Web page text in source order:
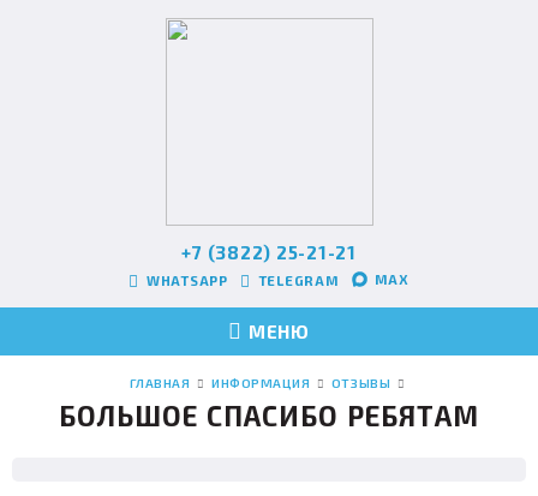
+7 (3822) 25-21-21
WHATSAPP TELEGRAM MAX
МЕНЮ
ГЛАВНАЯ ИНФОРМАЦИЯ ОТЗЫВЫ
БОЛЬШОЕ СПАСИБО РЕБЯТАМ